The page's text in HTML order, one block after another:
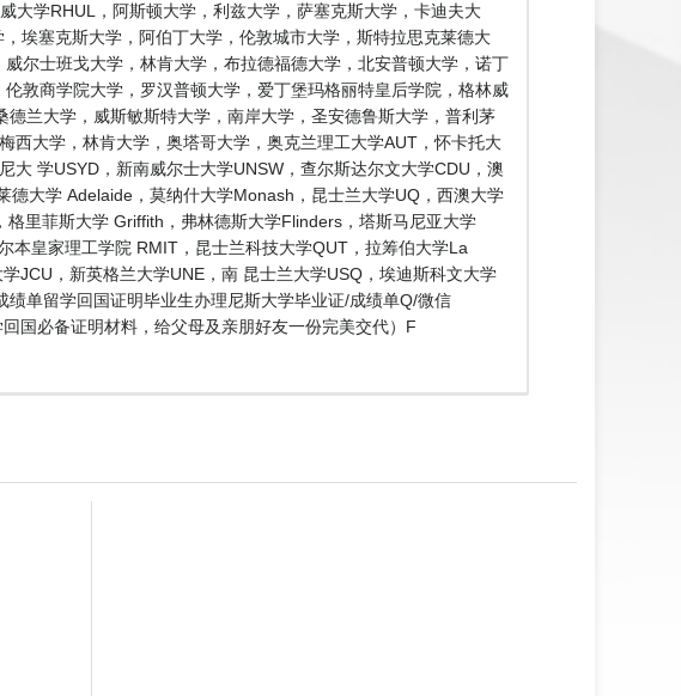
大学RHUL，阿斯顿大学，利兹大学，萨塞克斯大学，卡迪夫大
埃塞克斯大学，阿伯丁大学，伦敦城市大学，斯特拉思克莱德大
尔士班戈大学，林肯大学，布拉德福德大学，北安普顿大学，诺丁
敦商学院大学，罗汉普顿大学，爱丁堡玛格丽特皇后学院，格林威
兰大学，威斯敏斯特大学，南岸大学，圣安德鲁斯大学，普利茅
大学，林肯大学，奥塔哥大学，奥克兰理工大学AUT，怀卡托大
学USYD，新南威尔士大学UNSW，查尔斯达尔文大学CDU，澳
大学 Adelaide，莫纳什大学Monash，昆士兰大学UQ，西澳大学
里菲斯大学 Griffith，弗林德斯大学Flinders，塔斯马尼亚大学
本皇家理工学院 RMIT，昆士兰科技大学QUT，拉筹伯大学La
JCU，新英格兰大学UNE，南 昆士兰大学USQ，埃迪斯科文大学
单留学回国证明毕业生办理尼斯大学毕业证/成绩单Q/微信
国必备证明材料，给父母及亲朋好友一份完美交代）F